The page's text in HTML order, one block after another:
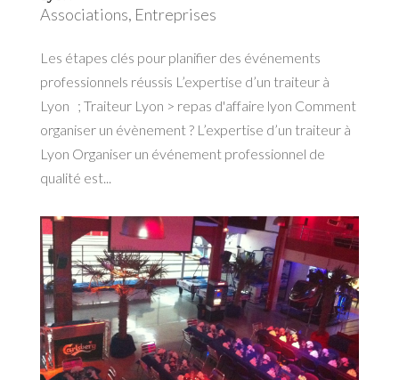
Associations, Entreprises
Les étapes clés pour planifier des événements
professionnels réussis L’expertise d’un traiteur à
Lyon ; Traiteur Lyon > repas d'affaire lyon Comment
organiser un évènement ? L’expertise d’un traiteur à
Lyon Organiser un événement professionnel de
qualité est...